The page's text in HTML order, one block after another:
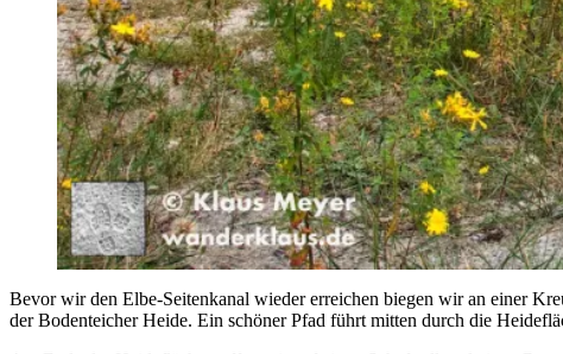
Bevor wir den Elbe-Seitenkanal wieder erreichen biegen wir an einer
der Bodenteicher Heide. Ein schöner Pfad führt mitten durch die